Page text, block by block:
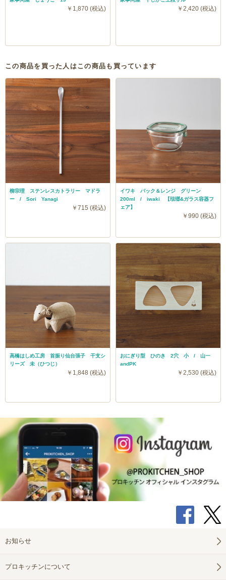
￥1,870 (税込) ￥2,420 (税込)
この商品を買った人はこの商品も買っています
柳宗理 ステンレスカトラリー マドラ
ー / Sori Yanagi
￥715 (税込)
イワキ パック＆レンジ グリーン
200ml / iwaki 【琺瑯&ガラス容器フ
ェア】
￥990 (税込)
高橋はしめ工房 首振り仙台張子 干支シ
リーズ 未（ひつじ）
￥1,848 (税込)
おにぎり型 ひのき 2穴 小 / 山一
andPK
￥2,530 (税込)
お知らせ
プロキッチンについて